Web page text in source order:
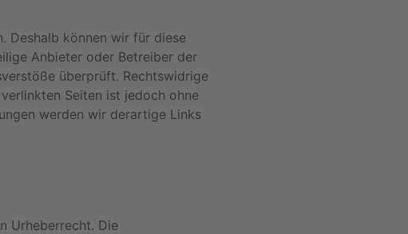
Deshalb können wir für diese
Anbieter oder Betreiber der
überprüft. Rechtswidrige
Seiten ist jedoch ohne
werden wir derartige Links
Urheberrecht. Die